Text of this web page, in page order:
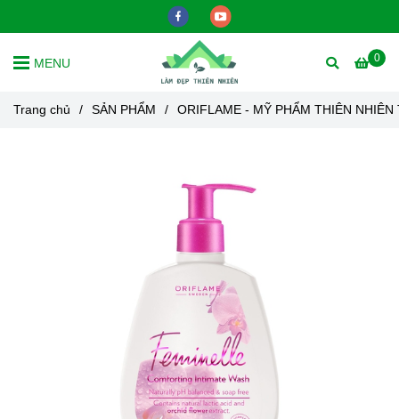
0
MENU
Trang chủ / SẢN PHẨM / ORIFLAME - MỸ PHẨM THIÊN NHIÊN